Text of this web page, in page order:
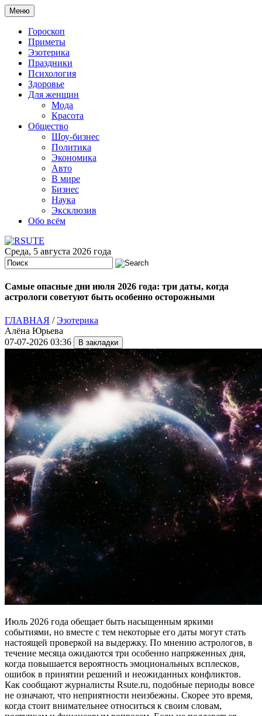
Меню
Гороскоп
Приметы
Эзотерика
Праздники
Психология
Здоровье
Для женщин
Мода
Красота
Общество
Шоу-бизнес
Политика
Экономика
Авто
В мире
Бизнес
Наука
Эксклюзив
Обо всём
Среда, 5 августа 2026 года
Самые опасные дни июля 2026 года: три даты, когда
астрологи советуют быть особенно осторожными
ГЛАВНАЯ /Эзотерика
Алёна Юрьева
07-07-2026 03:36
Июль 2026 года обещает быть насыщенным яркими
событиями, но вместе с тем некоторые его даты могут стать
настоящей проверкой на выдержку. По мнению астрологов, в
течение месяца ожидаются три особенно напряженных дня,
когда повышается вероятность эмоциональных всплесков,
ошибок в принятии решений и неожиданных конфликтов.
Как сообщают журналисты Rsute.ru, подобные периоды вовсе
не означают, что неприятности неизбежны. Скорее это время,
когда стоит внимательнее относиться к своим словам,